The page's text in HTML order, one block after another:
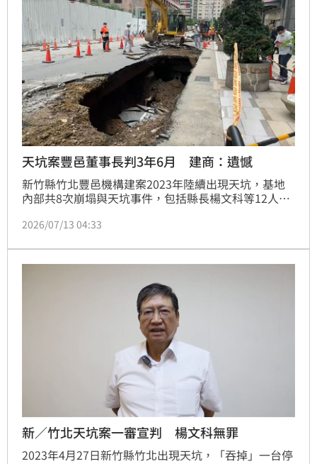
天坑案豐邑董事長判3年6月 建商：遺憾
新竹縣竹北豐邑機構建案2023年陸續出現天坑，基地
內部共8次崩塌與天坑事件，包括縣長楊文科等12人依
術成規及違法復工等，判處3年6月，全案可上訴，對此
2026/07/13 04:33
新／竹北天坑案一審宣判 楊文科無罪
2023年4月27日新竹縣竹北出現天坑，「吞掉」一台停